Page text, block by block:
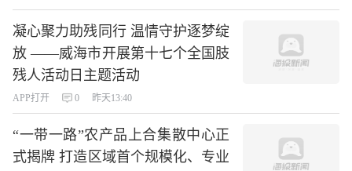
凝心聚力助残同行 温情守护逐梦绽
放 ——威海市开展第十七个全国肢
残人活动日主题活动
APP打开 0 昨天13:40
“一带一路”农产品上合集散中心正
式揭牌 打造区域首个规模化、专业